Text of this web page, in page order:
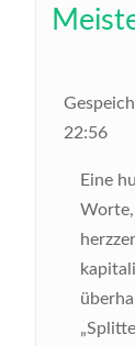
22:56
Eine